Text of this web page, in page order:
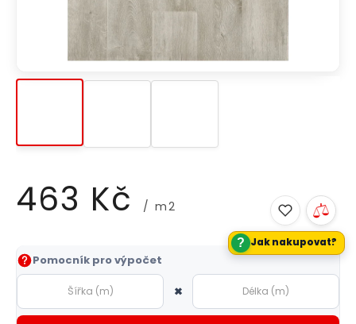
463 Kč / m2
Měrná
cena:
Pomocník pro výpočet
×
? Jak nakupovat?